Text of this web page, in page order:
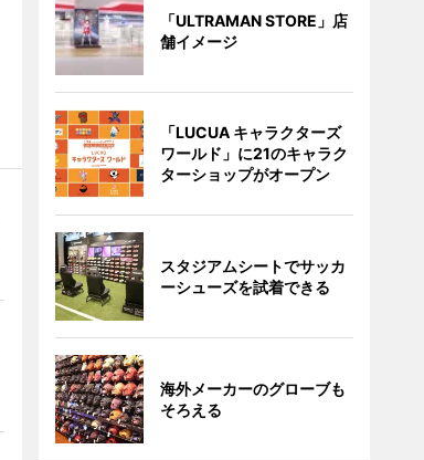
「ULTRAMAN STORE」店
舗イメージ
「LUCUA キャラクターズ
ワールド」に21のキャラク
ターショップがオープン
スタジアムシートでサッカ
ーシューズを試着できる
海外メーカーのグローブも
そろえる